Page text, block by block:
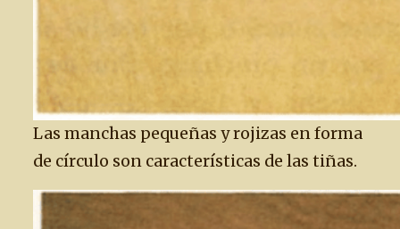
Las manchas pequeñas y rojizas en forma
de círculo son características de las tiñas.